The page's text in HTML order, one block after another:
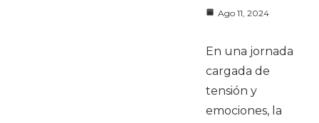
Ago 11, 2024
En una jornada
cargada de
tensión y
emociones, la